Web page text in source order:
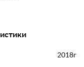
2018г